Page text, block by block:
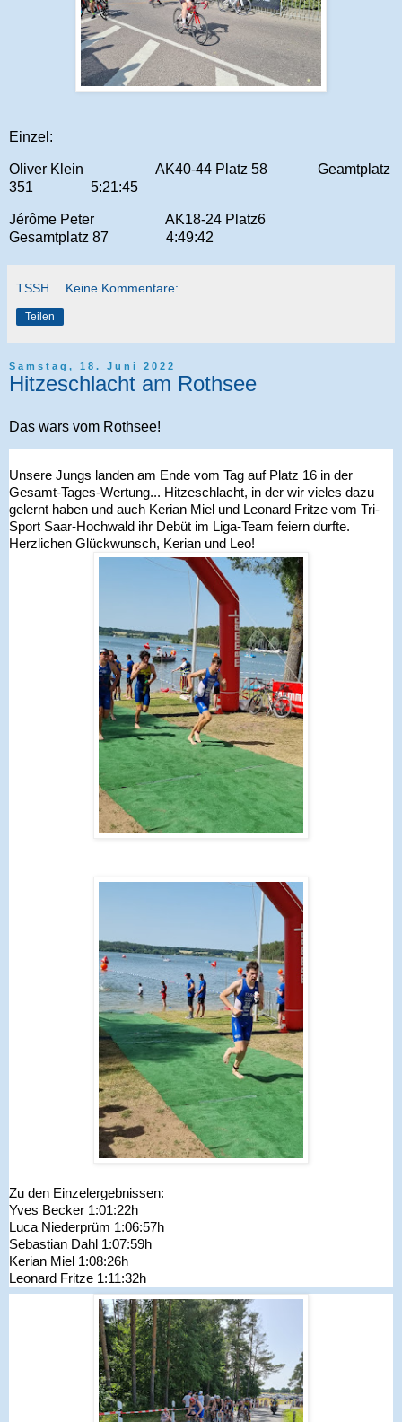
Einzel:
Oliver Klein AK40-44 Platz 58
Geamtplatz
351
5:21:45
Jérôme Peter
AK18-24 Platz6
Gesamtplatz 87
4:49:42
TSSH Keine Kommentare:
Teilen
Samstag, 18. Juni 2022
Hitzeschlacht am Rothsee
Das wars vom Rothsee!
Unsere Jungs landen am Ende vom Tag auf Platz 16 in der
Gesamt-Tages-Wertung... Hitzeschlacht, in der wir vieles dazu
gelernt haben und auch Kerian Miel und Leonard Fritze vom Tri-
Sport Saar-Hochwald ihr Debüt im Liga-Team feiern durfte.
Herzlichen Glückwunsch, Kerian und Leo!
Zu den Einzelergebnissen:
Yves Becker 1:01:22h
Luca Niederprüm 1:06:57h
Sebastian Dahl 1:07:59h
Kerian Miel 1:08:26h
Leonard Fritze 1:11:32h